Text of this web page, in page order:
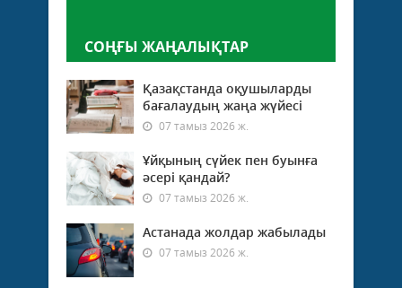
СОҢҒЫ ЖАҢАЛЫҚТАР
Қазақстанда оқушыларды
бағалаудың жаңа жүйесі
07 тамыз 2026 ж.
Ұйқының сүйек пен буынға
әсері қандай?
07 тамыз 2026 ж.
Астанада жолдар жабылады
07 тамыз 2026 ж.